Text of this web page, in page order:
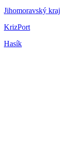
Jihomoravský kraj
KrizPort
Hasík